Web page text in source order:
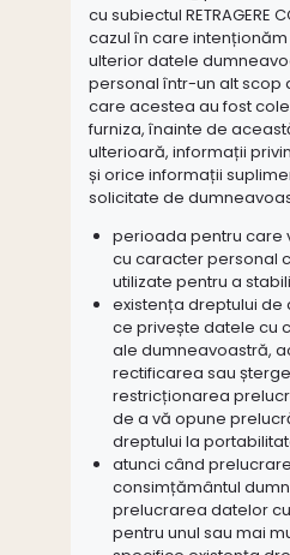
cu subiectul RETRAGERE
cazul în care
ulterior datele
personal într-un alt scop
care acestea au fost
furniza, înainte de
ulterioară, informații
și orice informații
solicitate de
perioada pentru care
cu caracter personal
utilizate pentru a
existența dreptului de
ce privește datele cu
ale dumneavoastră,
rectificarea sau
restricționarea
de a vă opune
dreptului la
atunci când
consimțământul
prelucrarea datelor
pentru unul sau mai